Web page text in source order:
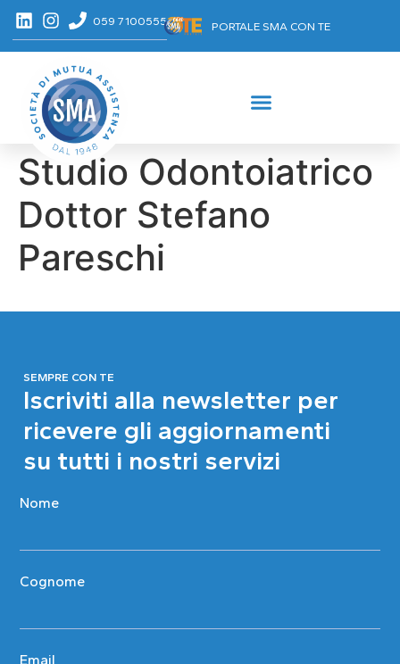
059 7100555 PORTALE SMA CON TE
Studio Odontoiatrico
Dottor Stefano
Pareschi
SEMPRE CON TE
Iscriviti alla newsletter per
ricevere gli aggiornamenti
su tutti i nostri servizi
Nome
Cognome
Email